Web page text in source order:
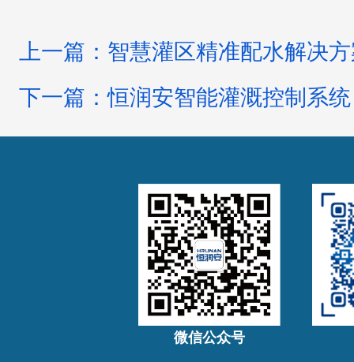
上一篇：智慧灌区精准配水解决
下一篇：恒润安智能灌溉控制系统
微信公众号